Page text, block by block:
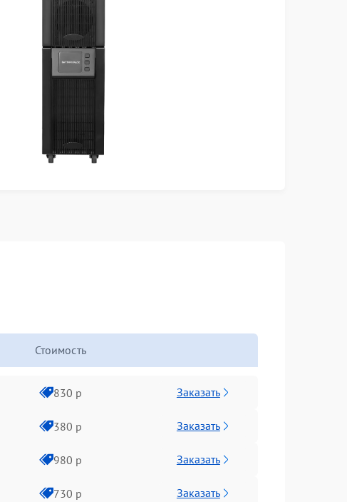
Стоимость
830 р Заказать
380 р Заказать
980 р Заказать
730 р Заказать